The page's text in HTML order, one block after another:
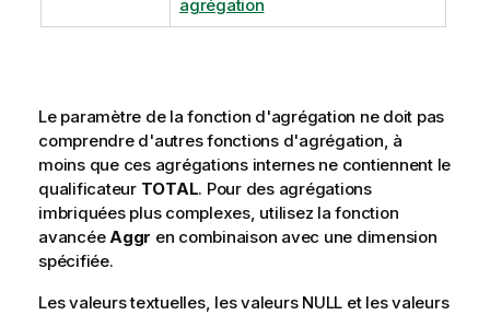
agrégation
Le paramètre de la fonction d'agrégation ne doit pas
comprendre d'autres fonctions d'agrégation, à
moins que ces agrégations internes ne contiennent le
qualificateur TOTAL. Pour des agrégations
imbriquées plus complexes, utilisez la fonction
avancéeAggr en combinaison avec une dimension
spécifiée.
Les valeurs textuelles, les valeurs NULL et les valeurs